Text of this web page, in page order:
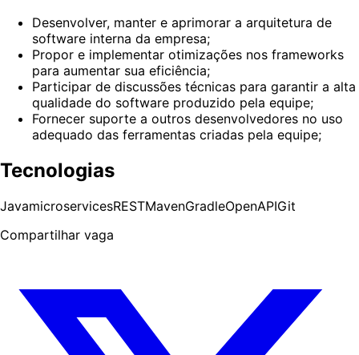
Desenvolver, manter e aprimorar a arquitetura de
software interna da empresa;
Propor e implementar otimizações nos frameworks
para aumentar sua eficiência;
Participar de discussões técnicas para garantir a alta
qualidade do software produzido pela equipe;
Fornecer suporte a outros desenvolvedores no uso
adequado das ferramentas criadas pela equipe;
Tecnologias
JavamicroservicesRESTMavenGradleOpenAPIGit
Compartilhar vaga